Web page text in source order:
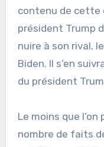
contenu de cette
président Trump
nuire à son rival,
Biden. Il s’en
du président
Le moins que l’on
nombre de faits